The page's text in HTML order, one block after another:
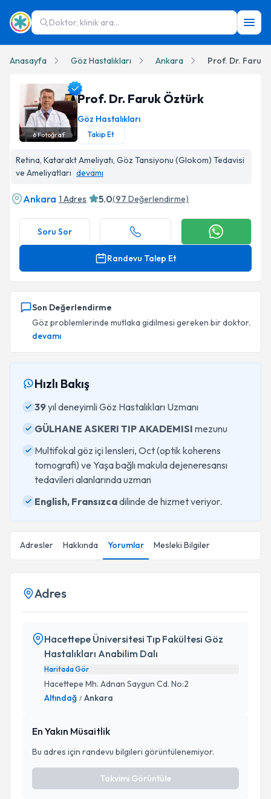
Doktor, klinik ara...
Anasayfa Göz Hastalıkları Ankara Prof. Dr. Faruk
6Fotoğraf
Prof. Dr. Faruk Öztürk
Göz Hastalıkları
Takip Et
Retina, Katarakt Ameliyatı, Göz Tansiyonu (Glokom) Tedavisi
ve Ameliyatları devamı
Ankara 1 Adres 5.0(97 Değerlendirme)
Soru Sor
Randevu Talep Et
Son Değerlendirme
Göz problemlerinde mutlaka gidilmesi gereken bir doktor.
devamı
Hızlı Bakış
39yıl deneyimli Göz Hastalıkları Uzmanı
GÜLHANE ASKERI TIP AKADEMISI mezunu
Multifokal göz içi lensleri, Oct (optik koherens
tomografi) ve Yaşa bağlı makula dejeneresansı
tedavileri alanlarında uzman
English, Fransızcadilinde de hizmet veriyor.
Adresler Hakkında Yorumlar Mesleki Bilgiler
Adres
Hacettepe Üniversitesi Tıp Fakültesi Göz
Hastalıkları Anabilim Dalı
Haritada Gör
Hacettepe Mh. Adnan Saygun Cd. No:2
Altındağ / Ankara
En Yakın Müsaitlik
Bu adres için randevu bilgileri görüntülenemiyor.
Takvimi Görüntüle